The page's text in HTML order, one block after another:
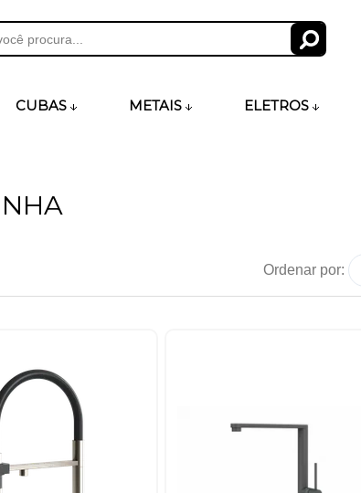
CUBAS METAIS ELETROS
Ordenar por: